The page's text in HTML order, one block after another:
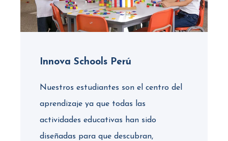
Innova Schools Perú
Nuestros estudiantes son el centro del
aprendizaje ya que todas las
actividades educativas han sido
diseñadas para que descubran,